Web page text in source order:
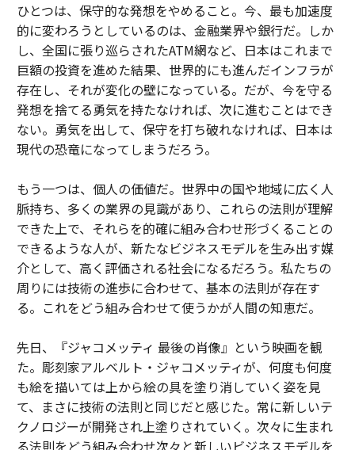
ひとつは、保守的な発想をやめること。今、最も加速度
的に変わろうとしているのは、金融業界や銀行だ。しか
し、全国に張り巡らされたATM網など、日本はこれまで
巨額の投資を進めた結果、世界的にも進んだインフラが
存在し、それが変化の壁になっている。だが、今を守る
発想を捨てる勇気を持たなければ、次に進むことはでき
ない。勇気を出して、保守を打ち破れなければ、日本は
現代の恐竜になってしまうだろう。
もう一つは、個人の価値だ。世界中の国や地域に広く人
脈持ち、多くの業界の見識があり、これらの法則が理解
できた上で、それらを的確に組み合わせ形づくることの
できるような人が、新たなビジネスモデルを生み出す媒
介として、高く評価される社会になるだろう。私たちの
周りには技術の進歩に合わせて、基本の法則が存在す
る。これをどう組み合わせて使うかが人間の知恵だ。
先日、『ジャコメッティ 最後の肖像』という映画を観
た。彫刻家アルベルト・ジャコメッティが、何度も何度
も絵を描いては上から絵の具を塗り消していく姿を見
て、まさに技術の法則と同じだと感じた。常に新しいテ
クノロジーが開発され上塗りされていく。次々に生まれ
る法則をどう組み合わせ次々と新しいビジネスモデルを